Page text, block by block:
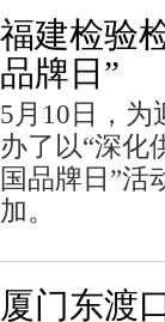
福建检验
品牌日”
5月10日，为
办了以“深化
国品牌日”活
加。
厦门东渡